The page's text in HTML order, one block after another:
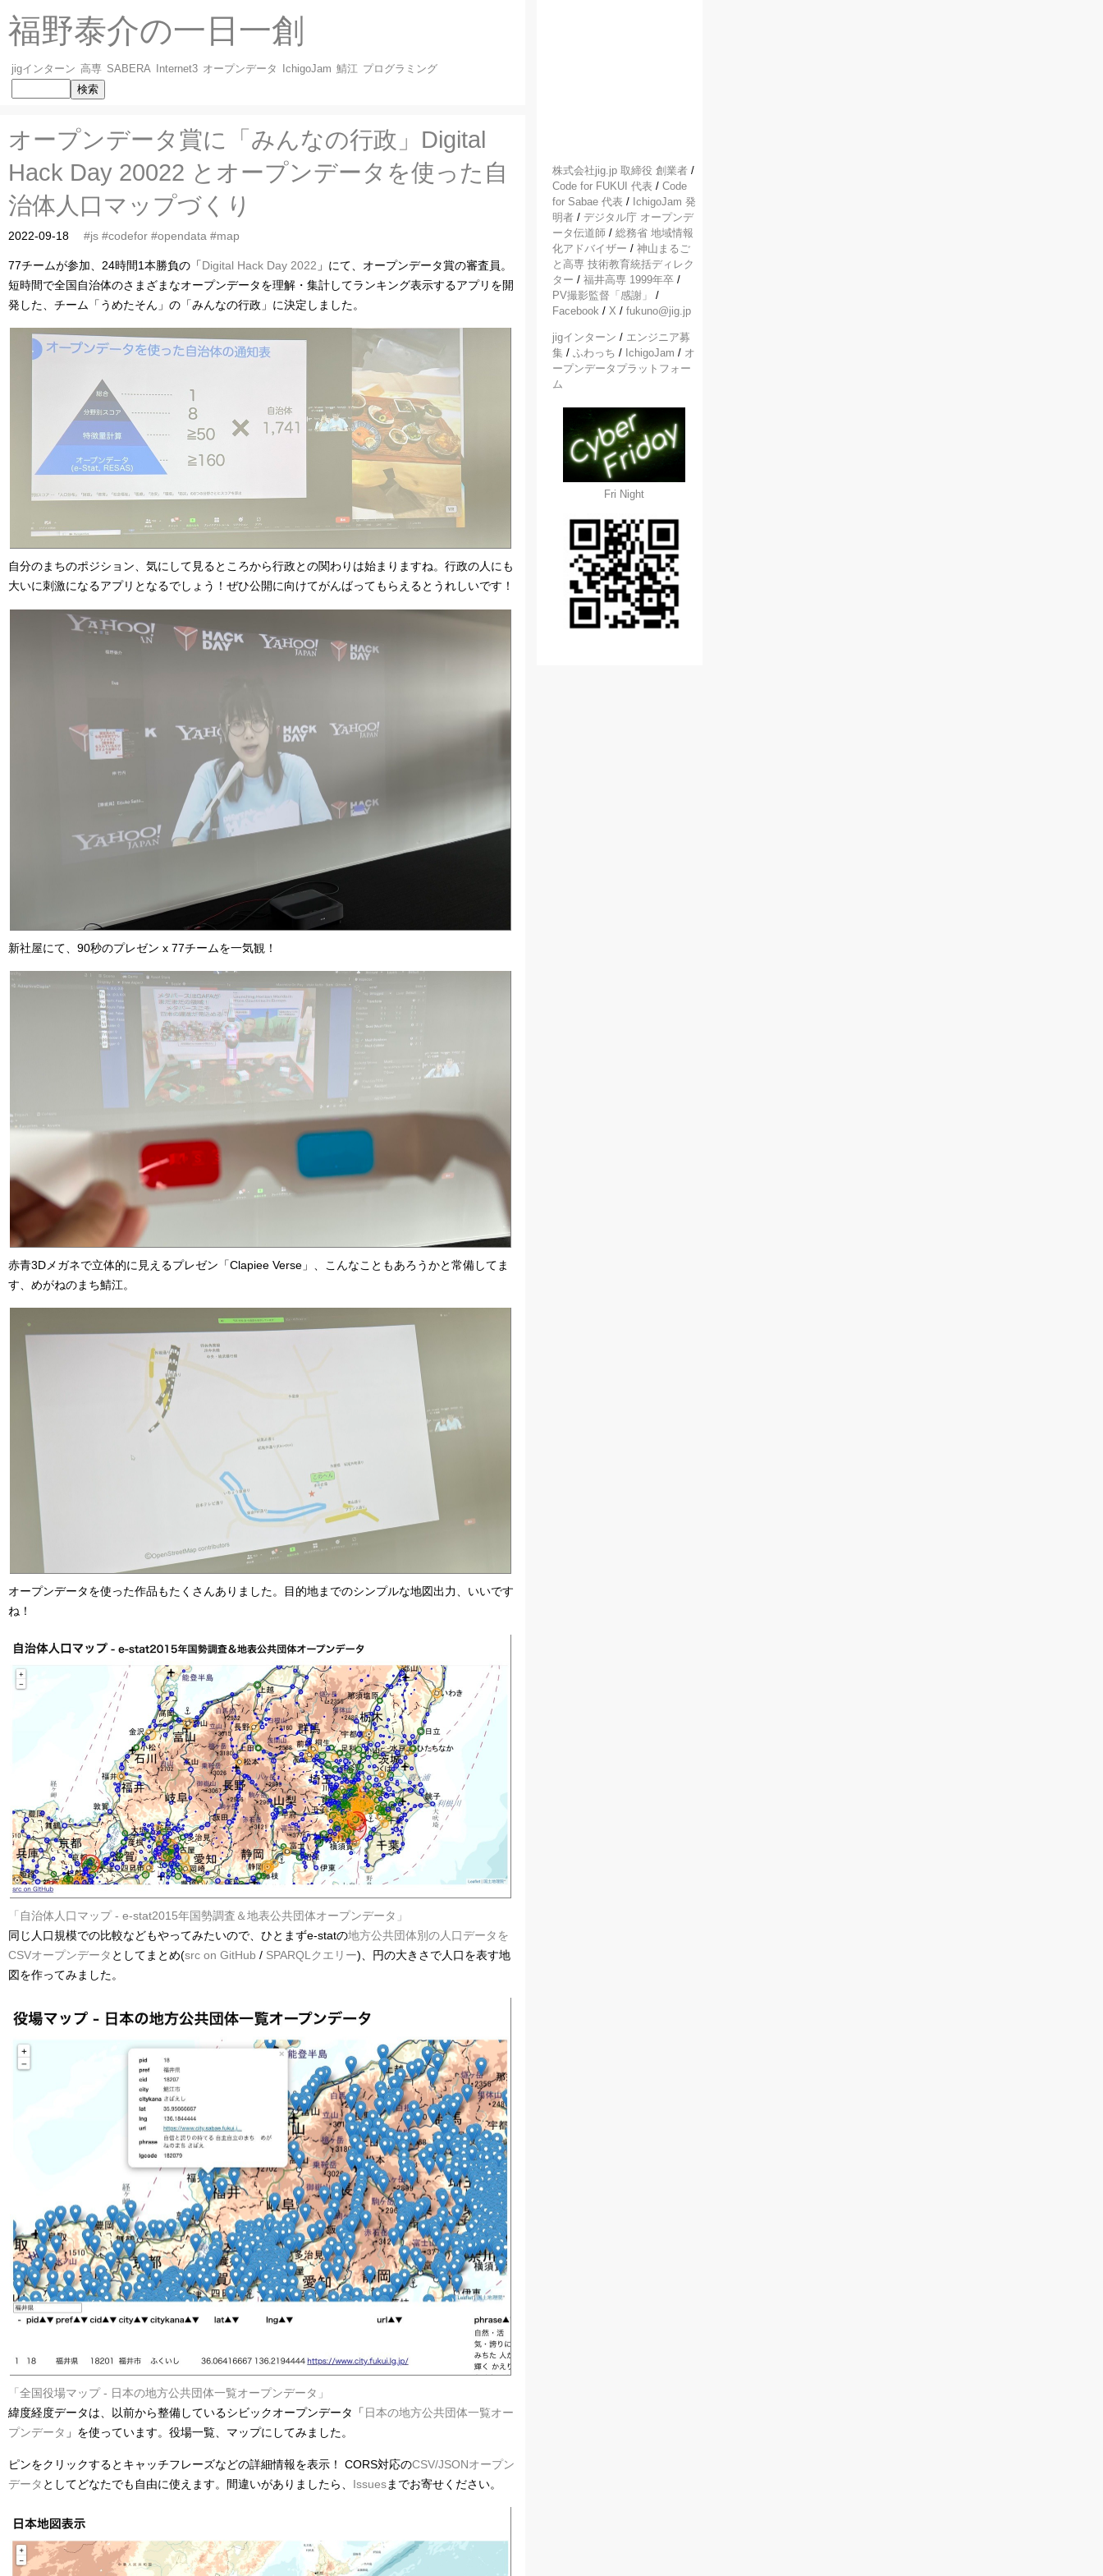
福野泰介の一日一創
jigインターン 高専 SABERA Internet3 オープンデータ IchigoJam 鯖江 プログラミング
オープンデータ賞に「みんなの行政」Digital
Hack Day 20022 とオープンデータを使った自
治体人口マップづくり
2022-09-18 #js #codefor #opendata #map
77チームが参加、24時間1本勝負の「Digital Hack Day 2022 」にて、オープンデータ賞の審査員。
短時間で全国自治体のさまざまなオープンデータを理解・集計してランキング表示するアプリを開
発した、チーム「うめたそん」の「みんなの行政」に決定しました。
自分のまちのポジション、気にして見るところから行政との関わりは始まりますね。行政の人にも
大いに刺激になるアプリとなるでしょう！ぜひ公開に向けてがんばってもらえるとうれしいです！
新社屋にて、90秒のプレゼン x 77チームを一気観！
赤青3Dメガネで立体的に見えるプレゼン「Clapiee Verse」、こんなこともあろうかと常備してま
す、めがねのまち鯖江。
オープンデータを使った作品もたくさんありました。目的地までのシンプルな地図出力、いいです
ね！
「自治体人口マップ - e-stat2015年国勢調査＆地表公共団体オープンデータ」
同じ人口規模での比較などもやってみたいので、ひとまずe-statの地方公共団体別の人口データを
CSVオープンデータ としてまとめ(src on GitHub / SPARQLクエリー)、円の大きさで人口を表す地
図を作ってみました。
「全国役場マップ - 日本の地方公共団体一覧オープンデータ」
緯度経度データは、以前から整備しているシビックオープンデータ「 日本の地方公共団体一覧オー
プンデータ 」を使っています。役場一覧、マップにしてみました。
ピンをクリックするとキャッチフレーズなどの詳細情報を表示！ CORS対応のCSV/JSONオープン
データ としてどなたでも自由に使えます。間違いがありましたら、 Issuesまでお寄せください。
株式会社jig.jp 取締役 創業者 /
Code for FUKUI 代表 / Code
for Sabae 代表 / IchigoJam 発
明者 / デジタル庁 オープンデ
ータ伝道師 / 総務省 地域情報
化アドバイザー / 神山まるご
と高専 技術教育統括ディレク
ター / 福井高専 1999年卒 /
PV撮影監督「感謝」
/
Facebook / X / fukuno@jig.jp
jigインターン / エンジニア募
集 / ふわっち / IchigoJam / オ
ープンデータプラットフォー
ム
Fri Night